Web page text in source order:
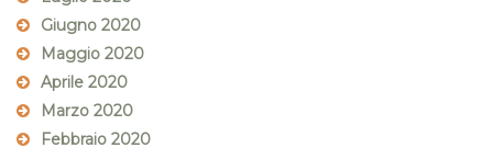
Giugno 2020
Maggio 2020
Aprile 2020
Marzo 2020
Febbraio 2020